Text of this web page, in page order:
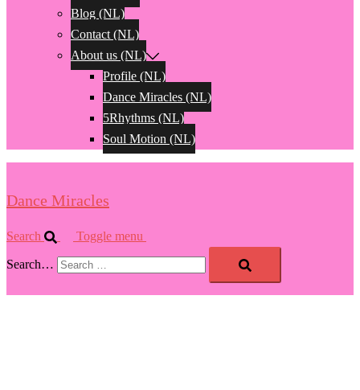
Blog (NL)
Contact (NL)
About us (NL)
Profile (NL)
Dance Miracles (NL)
5Rhythms (NL)
Soul Motion (NL)
Dance Miracles
Search Toggle menu
Search…